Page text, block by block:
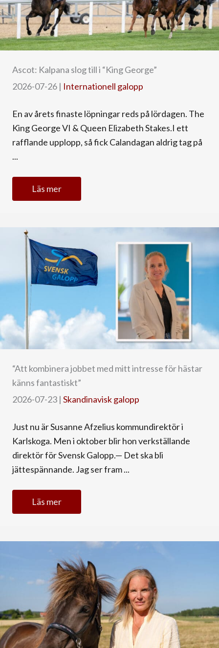
Ascot: Kalpana slog till i “King George”
2026-07-26 | Internationell galopp
En av årets finaste löpningar reds på lördagen. The
King George VI & Queen Elizabeth Stakes.I ett
rafflande upplopp, så fick Calandagan aldrig tag på
...
Läs mer
“Att kombinera jobbet med mitt intresse för hästar
känns fantastiskt”
2026-07-23 | Skandinavisk galopp
Just nu är Susanne Afzelius kommundirektör i
Karlskoga. Men i oktober blir hon verkställande
direktör för Svensk Galopp.— Det ska bli
jättespännande. Jag ser fram ...
Läs mer